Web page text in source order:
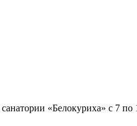
«Белокуриха» с 7 по